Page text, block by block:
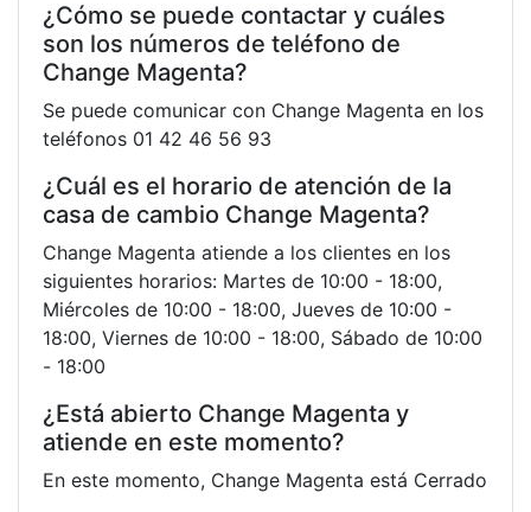
¿Cómo se puede contactar y cuáles
son los números de teléfono de
Change Magenta?
Se puede comunicar con Change Magenta en los
teléfonos 01 42 46 56 93
¿Cuál es el horario de atención de la
casa de cambio Change Magenta?
Change Magenta atiende a los clientes en los
siguientes horarios: Martes de 10:00 - 18:00,
Miércoles de 10:00 - 18:00, Jueves de 10:00 -
18:00, Viernes de 10:00 - 18:00, Sábado de 10:00
- 18:00
¿Está abierto Change Magenta y
atiende en este momento?
En este momento, Change Magenta está Cerrado